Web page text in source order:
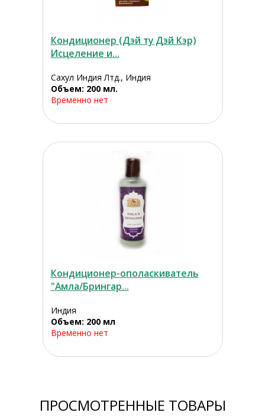
Кондиционер (Дэй ту Дэй Кэр)
Исцеление и...
Сахул Индия Лтд., Индия
Объем: 200 мл.
Временно нет
Кондиционер-ополаскиватель
"Амла/Брингар...
Индия
Объем: 200 мл
Временно нет
ПРОСМОТРЕННЫЕ ТОВАРЫ